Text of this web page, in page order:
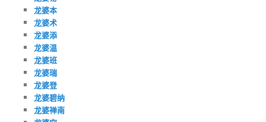
龙婆本
龙婆术
龙婆添
龙婆温
龙婆班
龙婆瑞
龙婆登
龙婆碧纳
龙婆禅南